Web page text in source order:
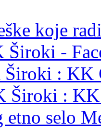
koje
Široki -
: KK
Široki : KK
etno selo